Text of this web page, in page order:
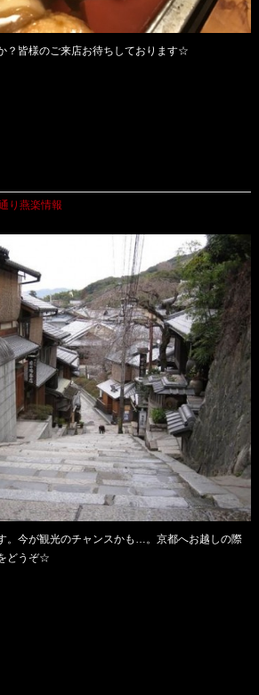
？皆様のご来店お待ちしております☆
り燕楽情報
。今が観光のチャンスかも…。京都へお越しの際
どうぞ☆